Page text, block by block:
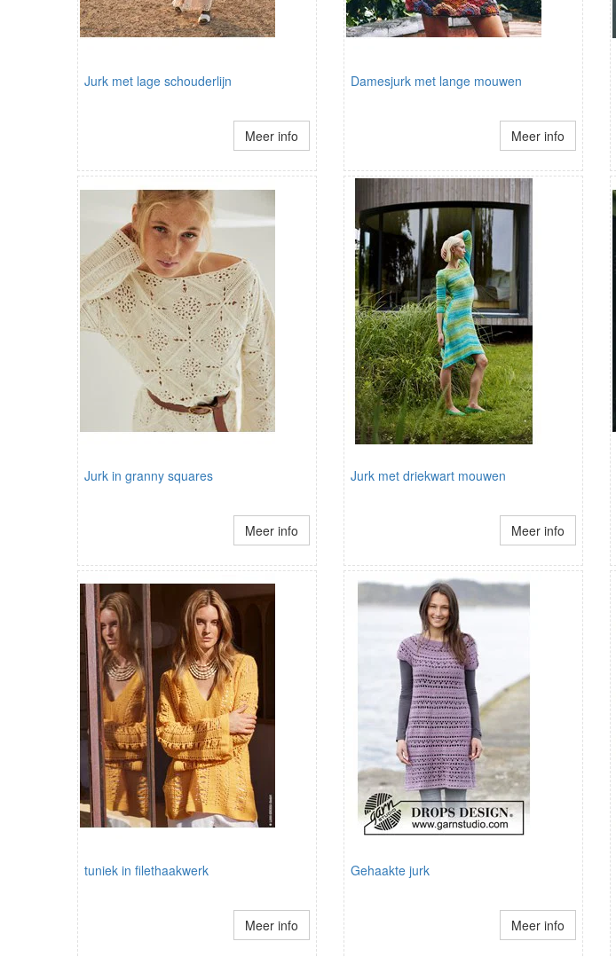
Jurk met lage schouderlijn
Meer info
Damesjurk met lange mouwen
Meer info
Jurk in granny squares
Meer info
Jurk met driekwart mouwen
Meer info
tuniek in filethaakwerk
Meer info
Gehaakte jurk
Meer info